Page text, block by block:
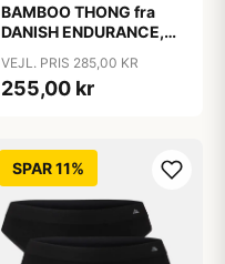
BAMBOO THONG fra
DANISH ENDURANCE,
VEJL. PRIS 285,00 KR
255,00 kr
SPAR 11%